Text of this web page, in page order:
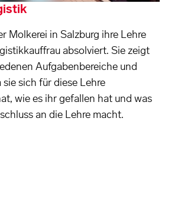
Molkerei in Salzburg ihre Lehre
absolviert. Sie zeigt
Aufgabenbereiche und
sich für diese Lehre
wie es ihr gefallen hat und was
an die Lehre macht.